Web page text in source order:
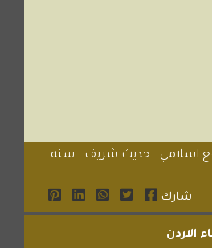
اسلامي . حديث شريف . سنه .
شارك
الاردن